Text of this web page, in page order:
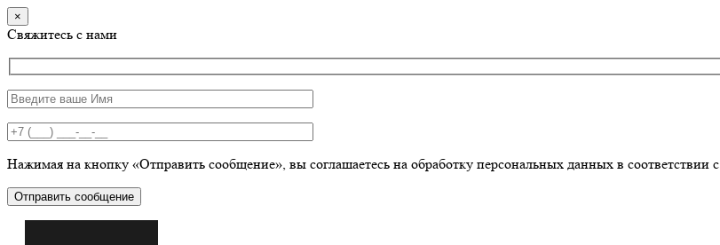
×
Свяжитесь с нами
Нажимая на кнопку «Отправить сообщение», вы соглашаетесь на обработку персональных данных в соответствии с
Отправить сообщение